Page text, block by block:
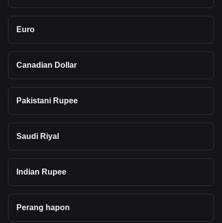
Euro
Canadian Dollar
Pakistani Rupee
Saudi Riyal
Indian Rupee
Perang hapon